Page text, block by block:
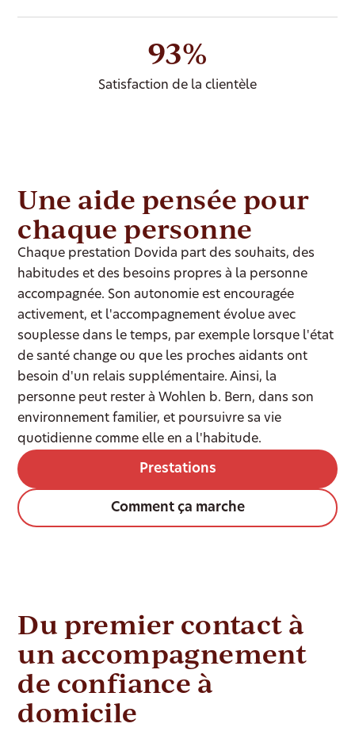
93%
Satisfaction de la clientèle
Une aide pensée pour
chaque personne
Chaque prestation Dovida part des souhaits, des
habitudes et des besoins propres à la personne
accompagnée. Son autonomie est encouragée
activement, et l'accompagnement évolue avec
souplesse dans le temps, par exemple lorsque l'état
de santé change ou que les proches aidants ont
besoin d'un relais supplémentaire. Ainsi, la
personne peut rester à Wohlen b. Bern, dans son
environnement familier, et poursuivre sa vie
quotidienne comme elle en a l'habitude.
Prestations
Comment ça marche
Du premier contact à
un accompagnement
de confiance à
domicile